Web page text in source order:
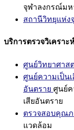
จุฬาลงกรณ์มห
สถานีวิทยุแห่ง
บริการตรวจวิเครา
ศูนย์วิทยาศาส
ศูนย์ความเป็น
อันตราย ศูนย์ค
เสียอันตราย
ตรวจสอบคุณ
แวดล้อม